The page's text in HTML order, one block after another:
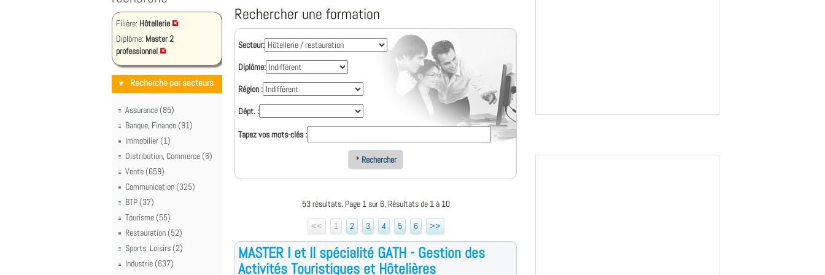
Filière: Hôtellerie
Diplôme: Master 2
professionnel
Recherche par secteurs
Assurance (85)
Banque, Finance (91)
Immobilier (1)
Distribution, Commerce (6)
Vente (659)
Communication (325)
BTP (37)
Tourisme (55)
Restauration (52)
Sports, Loisirs (2)
Industrie (637)
Rechercher une formation
Secteur:
Diplôme:
Région :
Dépt. :
Tapez vos mots-clés :
Rechercher
53 résultats. Page 1 sur 6, Résultats de 1 à 10
<<
1 2 3 4 5 6 >>
MASTER I et II spécialité GATH - Gestion des
Activités Touristiques et Hôtelières